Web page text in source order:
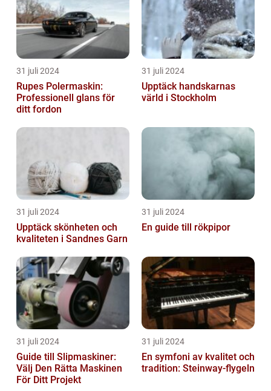
31 juli 2024
Rupes Polermaskin:
Professionell glans för
ditt fordon
31 juli 2024
Upptäck handskarnas
värld i Stockholm
31 juli 2024
Upptäck skönheten och
kvaliteten i Sandnes Garn
31 juli 2024
En guide till rökpipor
31 juli 2024
Guide till Slipmaskiner:
Välj Den Rätta Maskinen
För Ditt Projekt
31 juli 2024
En symfoni av kvalitet och
tradition: Steinway-flygeln